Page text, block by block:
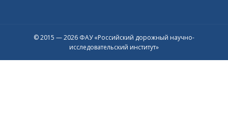
© 2015 — 2026 ФАУ «Российский дорожный научно-
исследовательский институт»